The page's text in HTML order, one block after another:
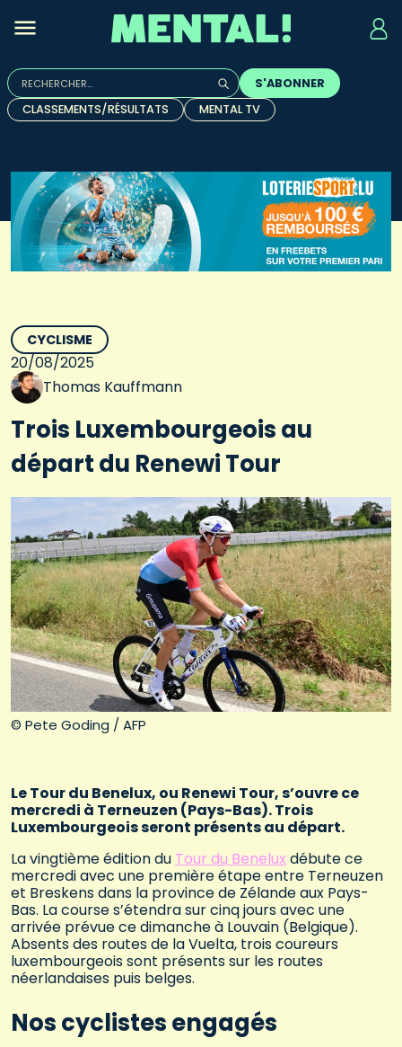
Rechercher :
Quand les résultats de l'auto-complétion sont
S'ABONNER
CLASSEMENTS/RÉSULTATS
MENTAL TV
© Pete Goding / AFP
CYCLISME
20/08/2025
Thomas Kauffmann
Trois Luxembourgeois au
départ du Renewi Tour
Le Tour du Benelux, ou Renewi Tour, s’ouvre ce
mercredi à Terneuzen (Pays-Bas). Trois
Luxembourgeois seront présents au départ.
La vingtième édition du Tour du Benelux débute ce
mercredi avec une première étape entre Terneuzen
et Breskens dans la province de Zélande aux Pays-
Bas. La course s’étendra sur cinq jours avec une
arrivée prévue ce dimanche à Louvain (Belgique).
Absents des routes de la Vuelta, trois coureurs
luxembourgeois sont présents sur les routes
néerlandaises puis belges.
Nos cyclistes engagés